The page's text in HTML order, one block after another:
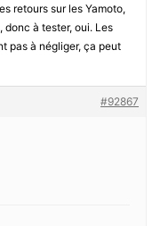
retours sur les Yamoto,
donc à tester, oui. Les
pas à négliger, ça peut
#92867